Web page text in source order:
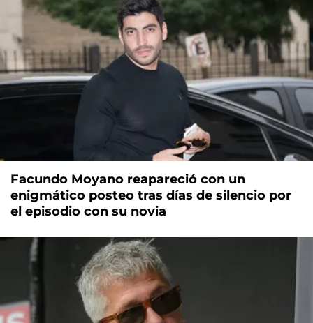
Facundo Moyano reapareció con un
enigmático posteo tras días de silencio por
el episodio con su novia